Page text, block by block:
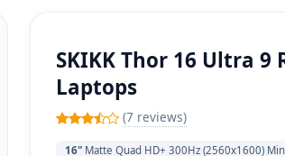
SKIKK Thor 16 Ultra 9
Laptops
(7 reviews)
16"Matte Quad HD+ 300Hz (2560x1600)